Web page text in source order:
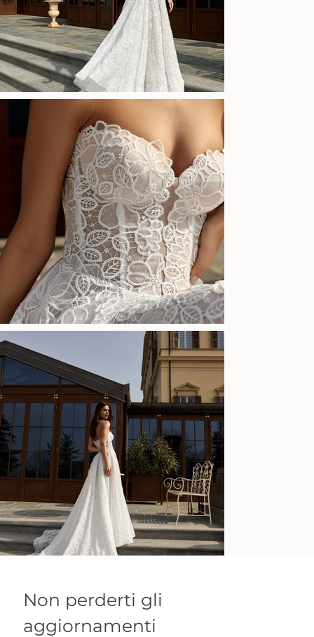
Non perderti gli
aggiornamenti